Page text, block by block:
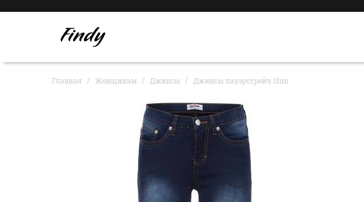
Главная Женщинам Джинсы Джинсы пауэрстрейч Slim